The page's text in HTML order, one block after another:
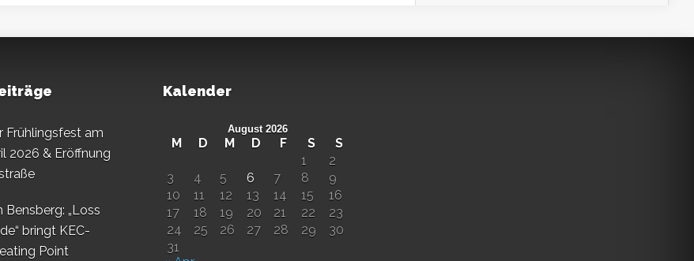
Frühlingsfest am
2026 & Eröffnung
Bensberg: „Loss
bringt KEC-
Point
Kalender
August 2026
M D M D F S
S
1
2
3
4 5 6 7 8
9
10
11 12 13 14 15
16
17
18 19 20 21 22
23
24
25 26 27 28 29
30
31